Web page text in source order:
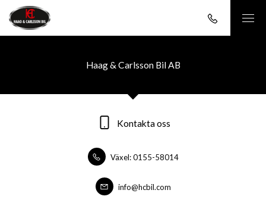
Haag & Carlsson Bil AB
Kontakta oss
Växel: 0155-58014
info@hcbil.com